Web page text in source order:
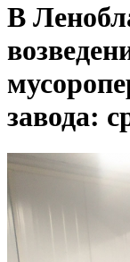
В
завода: